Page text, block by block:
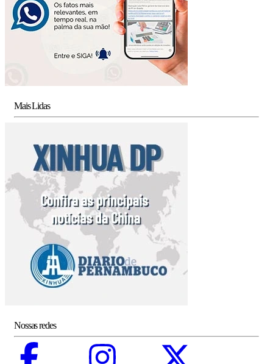
Mais Lidas
Nossas redes